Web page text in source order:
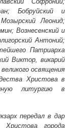
Бобруйский и
Леонид;
Вознесенский и
Антоний;
Патриарха
Виктор, викарий
освящения
Христова в
литургию в
передал в дар
Христова города